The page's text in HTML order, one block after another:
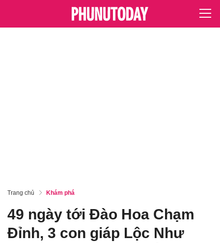
Trang chủ Khám phá
49 ngày tới Đào Hoa Chạm
Đỉnh, 3 con giáp Lộc Như